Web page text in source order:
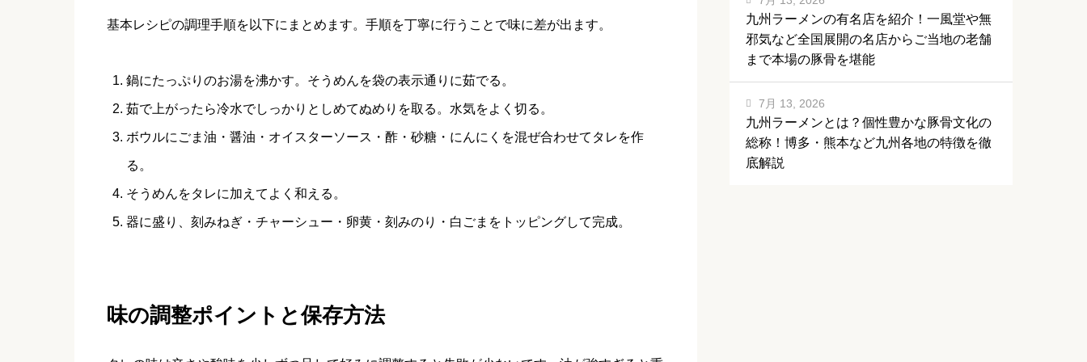
基本レシピの調理手順を以下にまとめます。手順を丁寧に行うことで味に差が出ます。
鍋にたっぷりのお湯を沸かす。そうめんを袋の表示通りに茹でる。
茹で上がったら冷水でしっかりとしめてぬめりを取る。水気をよく切る。
ボウルにごま油・醤油・オイスターソース・酢・砂糖・にんにくを混ぜ合わせてタレを作
る。
そうめんをタレに加えてよく和える。
器に盛り、刻みねぎ・チャーシュー・卵黄・刻みのり・白ごまをトッピングして完成。
味の調整ポイントと保存方法
九州ラーメンの有名店を紹介！一風堂や無
邪気など全国展開の名店からご当地の老舗
まで本場の豚骨を堪能
九州ラーメンとは？個性豊かな豚骨文化の
総称！博多・熊本など九州各地の特徴を徹
底解説
7月 13, 2026